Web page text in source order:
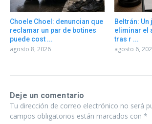
Choele Choel: denuncian que
reclamar un par de botines
puede cost ...
agosto 8, 2026
Beltrán:
eliminar el
tras r ...
agosto 6,
Deje un comentario
Tu dirección de correo electrónico no será
campos obligatorios están marcados con *